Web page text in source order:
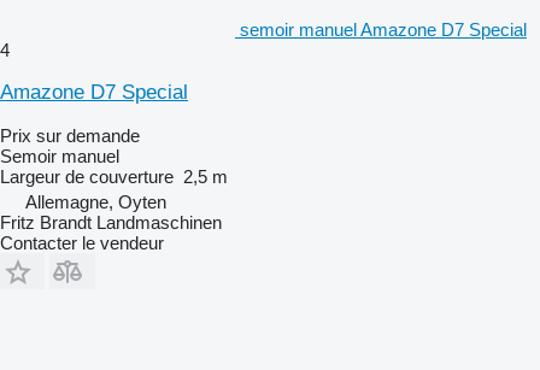
semoir manuel Amazone D7 Special
4
Amazone D7 Special
Prix sur demande
Semoir manuel
Largeur de couverture 2,5 m
Allemagne, Oyten
Fritz Brandt Landmaschinen
Contacter le vendeur